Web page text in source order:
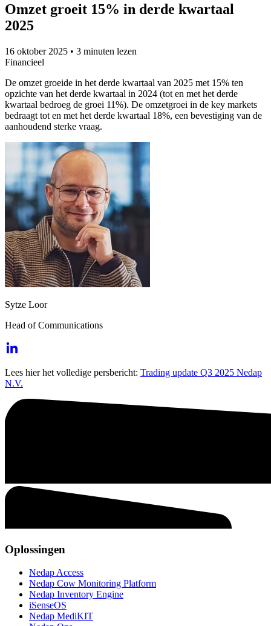
Omzet groeit 15% in derde kwartaal
2025
16 oktober 2025 • 3 minuten lezen
Financieel
De omzet groeide in het derde kwartaal van 2025 met 15% ten
opzichte van het derde kwartaal in 2024 (tot en met het derde
kwartaal bedroeg de groei 11%). De omzetgroei in de key markets
bedraagt tot en met het derde kwartaal 18%, een bevestiging van de
aanhoudend sterke vraag.
Sytze Loor
Head of Communications
Lees hier het volledige persbericht: Trading update Q3 2025 Nedap
N.V.
Oplossingen
Nedap Access
Nedap Cow Monitoring Platform
Nedap Inventory Engine
iSenseOS
Nedap MediKIT